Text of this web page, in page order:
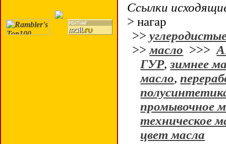
Ссылки
> нагар
>>
>>масло >>>
ГУР,зимнее
масло,
промывочное
техническое
цвет масла